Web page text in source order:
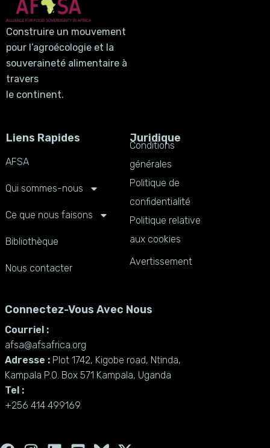
Construire un mouvement
pour l’agroécologie et la
souveraineté alimentaire à
travers
le continent.
Liens Rapides
AFSA
Qui sommes-nous
Ce que nous faisons
Bibliothèque
Nous contacter
Juridique
Conditions
générales
Politique de
confidentialité
Politique relative
aux cookies
Avertissement
Connectez-Vous Avec Nous
Courriel :
afsa@afsafrica.org
Adresse : Plot 1742, Kigobe road, Ntinda,
Kampala P.O. Box 571 Kampala, Uganda
Tel :
+256 414 499169
F I L Y X